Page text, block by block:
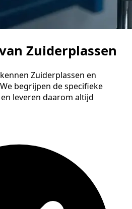
Zuiderplassen
Zuiderplassen en
begrijpen de specifieke
leveren daarom altijd